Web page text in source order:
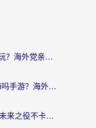
Sky光·遇在国外怎么加速玩？海外党亲测有效的国服游戏加速指南
在欧洲能玩天下-异兽山海吗手游？海外玩家的加速器生存指南
在欧洲怎么打绝地求生：未来之役不卡？留学生亲测的加速器避坑指南